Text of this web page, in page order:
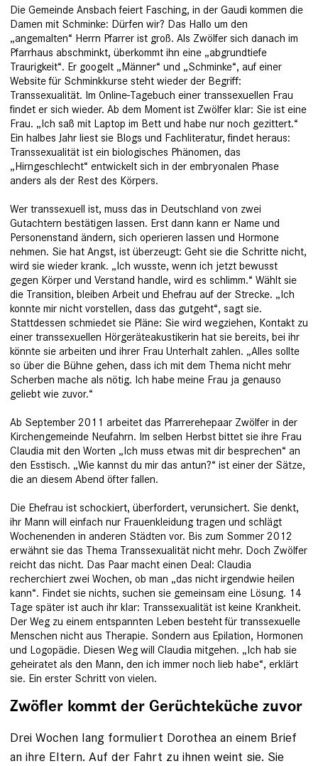
Die Gemeinde Ansbach feiert Fasching, in der Gaudi kommen die
Damen mit Schminke: Dürfen wir? Das Hallo um den
„angemalten“ Herrn Pfarrer ist groß. Als Zwölfer sich danach im
Pfarrhaus abschminkt, überkommt ihn eine „abgrundtiefe
Traurigkeit“. Er googelt „Männer“ und „Schminke“, auf einer
Website für Schminkkurse steht wieder der Begriff:
Transsexualität. Im Online-Tagebuch einer transsexuellen Frau
findet er sich wieder. Ab dem Moment ist Zwölfer klar: Sie ist eine
Frau. „Ich saß mit Laptop im Bett und habe nur noch gezittert.“
Ein halbes Jahr liest sie Blogs und Fachliteratur, findet heraus:
Transsexualität ist ein biologisches Phänomen, das
„Hirngeschlecht“ entwickelt sich in der embryonalen Phase
anders als der Rest des Körpers.
Wer transsexuell ist, muss das in Deutschland von zwei
Gutachtern bestä­tigen lassen. Erst dann kann er Name und
Personenstand ändern, sich operieren ­lassen und Hormone
nehmen. Sie hat Angst, ist überzeugt: Geht sie die Schritte nicht,
wird sie wieder krank. „Ich wusste, wenn ich jetzt bewusst
gegen Körper und Verstand handle, wird es schlimm.“ Wählt sie
die Transition, bleiben Arbeit und Ehefrau auf der Strecke. „Ich
konnte mir nicht vorstellen, dass das gutgeht“, sagt sie.
Stattdessen schmiedet sie Pläne: Sie wird wegziehen, Kontakt zu
einer transsexuellen Hörgeräteakustikerin hat sie bereits, bei ihr
könnte sie arbeiten und ihrer Frau Unterhalt zahlen. „Alles sollte
so über die Bühne gehen, dass ich mit dem Thema nicht mehr
Scherben mache als nötig. Ich habe meine Frau ja genauso
geliebt wie zuvor.“
Ab September 2011 arbeitet das Pfarrerehepaar Zwölfer in der
Kirchengemeinde Neufahrn. Im selben Herbst bittet sie ihre Frau
Claudia mit den Worten „Ich muss etwas mit dir besprechen“ an
den Esstisch. „Wie kannst du mir das antun?“ ist einer der Sätze,
die an diesem Abend öfter fallen.
Die Ehefrau ist schockiert, überfordert, verunsichert. Sie denkt,
ihr Mann will einfach nur Frauenkleidung tragen und schlägt
Wochenenden in anderen Städten vor. Bis zum Sommer 2012
erwähnt sie das Thema Transsexualität nicht mehr. Doch Zwölfer
reicht das nicht. Das Paar macht einen Deal: Claudia
recherchiert zwei Wochen, ob man „das nicht irgendwie heilen
kann“. Findet sie nichts, suchen sie gemeinsam eine Lösung. 14
Tage später ist auch ihr klar: Transsexualität ist keine Krankheit.
Der Weg zu einem entspannten Leben besteht für transsexuelle
Menschen nicht aus Therapie. Sondern aus Epilation, Hormonen
und Logopädie. Diesen Weg will Claudia mitgehen. „Ich hab sie
geheiratet als den Mann, den ich immer noch lieb habe“, erklärt
sie. Ein erster Schritt von vielen.
Zwöfler kommt der Gerüchteküche zuvor
Drei Wochen lang formuliert Dorothea an einem Brief
an ihre Eltern. Auf der Fahrt zu ihnen weint sie. Sie